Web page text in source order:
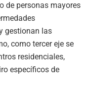
de personas mayores
gestionan las
como tercer eje se
residenciales,
específicos de